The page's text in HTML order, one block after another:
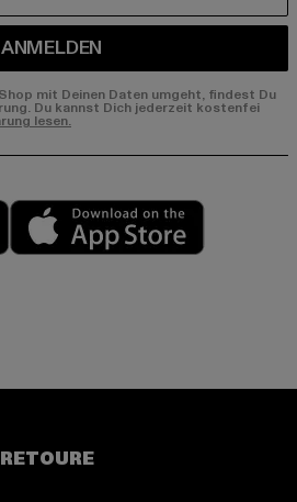
ANMELDEN
mit Deinen Daten umgeht, findest Du
Du kannst Dich jederzeit kostenfei
lesen.
Play market